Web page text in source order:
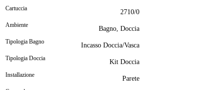
Cartuccia 2710/0
Ambiente Bagno, Doccia
Tipologia Bagno Incasso Doccia/Vasca
Tipologia Doccia Kit Doccia
Installazione Parete